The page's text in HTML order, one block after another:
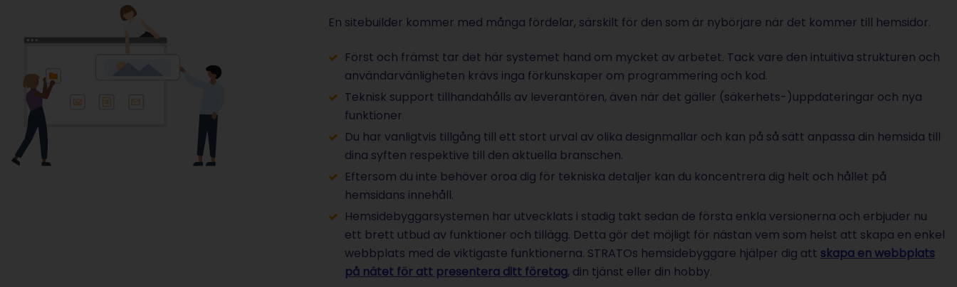
En sitebuilder kommer med många fördelar, särskilt för den som är nybörjare när det kommer till hemsidor.
Först och främst tar det här systemet hand om mycket av arbetet. Tack vare den intuitiva strukturen och
användarvänligheten krävs inga förkunskaper om programmering och kod.
Teknisk support tillhandahålls av leverantören, även när det gäller (säkerhets-)uppdateringar och nya
funktioner
Du har vanligtvis tillgång till ett stort urval av olika designmallar och kan på så sätt anpassa din hemsida till
dina syften respektive till den aktuella branschen.
Eftersom du inte behöver oroa dig för tekniska detaljer kan du koncentrera dig helt och hållet på
hemsidans innehåll.
Hemsidebyggarsystemen har utvecklats i stadig takt sedan de första enkla versionerna och erbjuder nu
ett brett utbud av funktioner och tillägg. Detta gör det möjligt för nästan vem som helst att skapa en enkel
webbplats med de viktigaste funktionerna. STRATOs hemsidebyggare hjälper dig att skapa en webbplats
på nätet för att presentera ditt företag, din tjänst eller din hobby.